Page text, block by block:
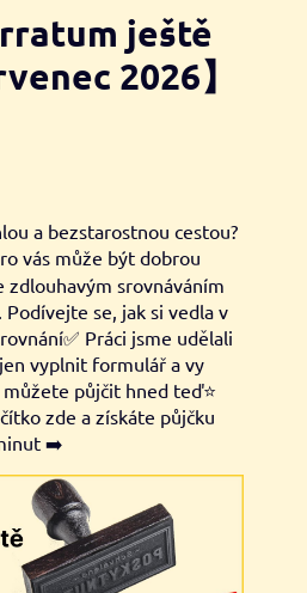
ještě
2026】
a bezstarostnou cestou?
vás může být dobrou
zdlouhavým srovnáváním
se, jak si vedla v
Práci jsme udělali
vyplnit formulář a vy
půjčit hned teď⭐
zde a získáte půjčku
➡️